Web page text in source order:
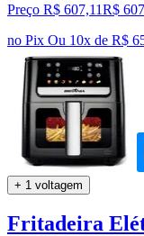
Preço R$ 607,11R$ 607
no Pix Ou 10x de R$
+ 1 voltagem
Fritadeira